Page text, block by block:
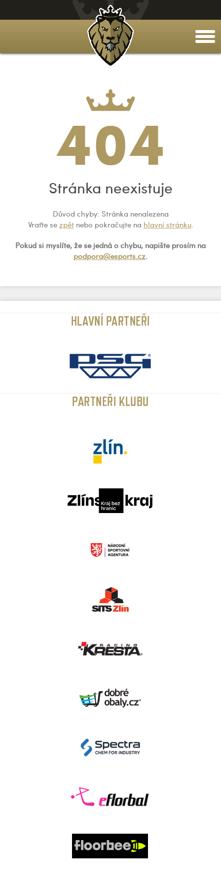
404
Stránka neexistuje
Důvod chyby: Stránka nenalezena
Vraťte se zpětnebo pokračujte na hlavní stránku.
Pokud si myslíte, že se jedná o chybu, napište prosím na
podpora@esports.cz.
HLAVNÍ PARTNEŘI
PARTNEŘI KLUBU